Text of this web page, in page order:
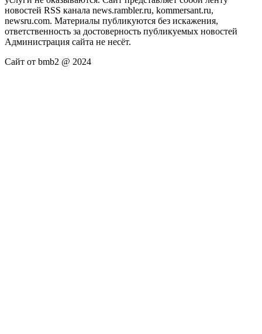
новостей RSS канала news.rambler.ru, kommersant.ru,
newsru.com. Материалы публикуются без искажения,
ответственность за достоверность публикуемых новостей
Администрация сайта не несёт.
Сайт от bmb2 @ 2024